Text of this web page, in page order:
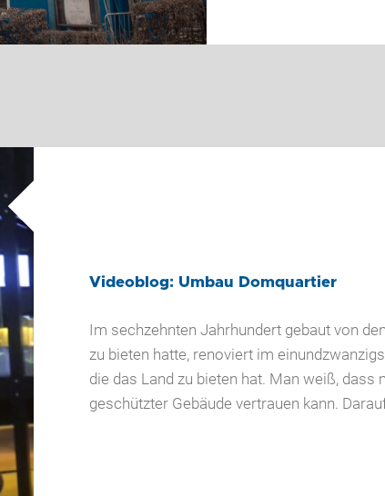
Videoblog: Umbau Domquartier
Im sechzehnten Jahrhundert gebaut von
zu bieten hatte, renoviert im
die das Land zu bieten hat. Man weiß, dass
geschützter Gebäude vertrauen kann.